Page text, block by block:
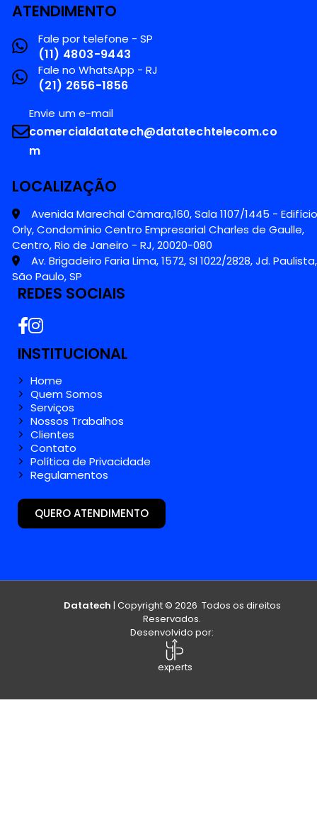
ATENDIMENTO
Fale por telefone - SP
(11) 4803-9443
Fale no WhatsApp - RJ
(21) 2656-1856
Envie um e-mail
comercialdatatech@datatechtelecom.co
m
LOCALIZAÇÃO
Avenida Marechal Câmara,160, Sala 1107/1445 - Edifício
Orly, Condomínio Centro Empresarial Charles de Gaulle,
Centro, Rio de Janeiro - RJ, 20020-080
Av. Brigadeiro Faria Lima, 1572, Sl 1022/2828, Jd. Paulista,
São Paulo, SP
REDES SOCIAIS
INSTITUCIONAL
Home
Quem Somos
Serviços
Nossos Trabalhos
Clientes
Contato
Política de Privacidade
Regulamentos
QUERO ATENDIMENTO
Datatech | Copyright © 2026 Todos os direitos
Reservados.
Desenvolvido por:
experts